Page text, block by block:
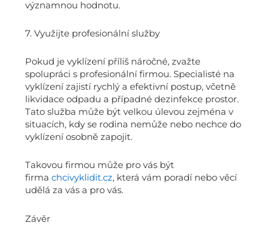
významnou hodnotu.
7. Využijte profesionální služby
Pokud je vyklízení příliš náročné, zvažte
spolupráci s profesionální firmou. Specialisté na
vyklízení zajistí rychlý a efektivní postup, včetně
likvidace odpadu a případné dezinfekce prostor.
Tato služba může být velkou úlevou zejména v
situacích, kdy se rodina nemůže nebo nechce do
vyklízení osobně zapojit.
Takovou firmou může pro vás být
firmachcivyklidit.cz, která vám poradí nebo věcí
udělá za vás a pro vás.
Závěr